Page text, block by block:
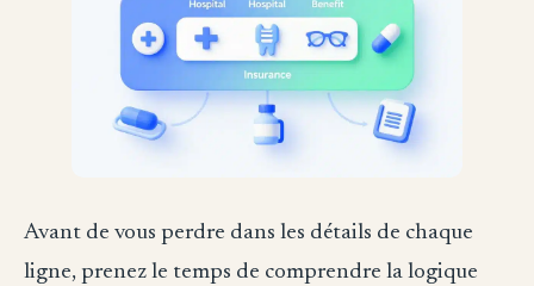
Avant de vous perdre dans les détails de chaque
ligne, prenez le temps de comprendre la logique